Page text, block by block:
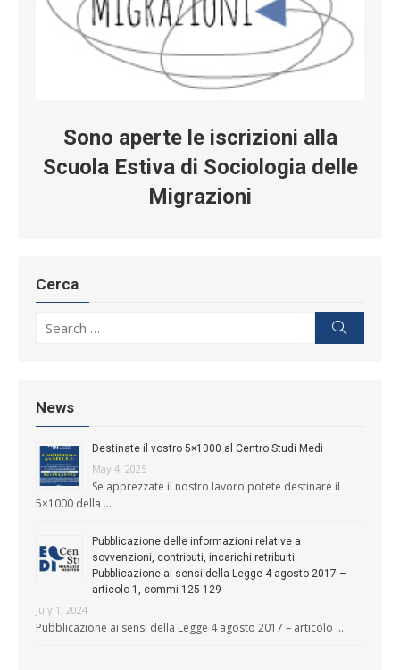
Sono aperte le iscrizioni alla
Scuola Estiva di Sociologia delle
Migrazioni
Cerca
News
Destinate il vostro 5×1000 al Centro Studi Medì
May 4, 2025
Se apprezzate il nostro lavoro potete destinare il
5×1000 della …
Pubblicazione delle informazioni relative a
sovvenzioni, contributi, incarichi retribuiti
Pubblicazione ai sensi della Legge 4 agosto 2017 –
articolo 1, commi 125-129
July 1, 2024
Pubblicazione ai sensi della Legge 4 agosto 2017 – articolo …